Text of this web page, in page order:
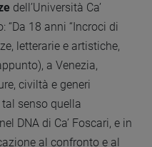
dell’Università Ca’
“Da 18 anni “Incroci di
letterarie e artistiche,
a Venezia,
civiltà e generi
senso quella
DNA di Ca’ Foscari, e in
al confronto e al